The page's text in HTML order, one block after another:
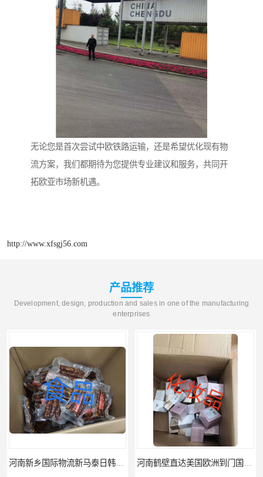
无论您是首次尝试中欧铁路运输，还是希望优化现有物
流方案，我们都期待为您提供专业建议和服务，共同开
拓欧亚市场新机遇。
http://www.xfsgj56.com
产品推荐
Development, design, production and sales in one of the manufacturing
enterprises